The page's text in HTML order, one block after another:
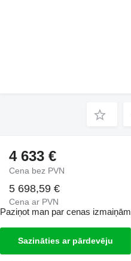
4 633 €
Cena bez PVN
5 698,59 €
Cena ar PVN
Paziņot man par cenas izmaiņām
Sazināties ar pārdevēju